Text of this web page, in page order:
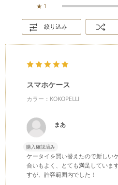
★ 1
絞り込み
スマホケース
カラー：KOKOPELLI
まあ
購入確認済み
ケータイを買い替えたので新しい
合いもよく、とても満足していま
すが、許容範囲内でした！